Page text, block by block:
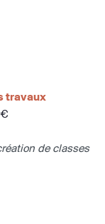
travaux
de classes